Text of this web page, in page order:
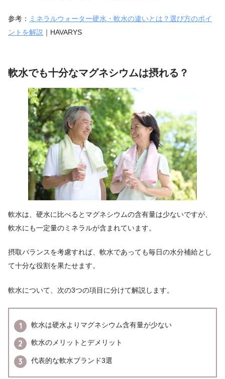
参考： ミネラルウォーター硬水・軟水の違いとは？選び方のポイ
ントを解説 ｜HAVARYS
軟水でも十分なマグネシウムは摂れる？
軟水は、硬水に比べるとマグネシウムの含有量は少ないですが、
軟水にも一定量のミネラルが含まれています。
摂取バランスを考慮すれば、軟水であっても毎日の水分補給とし
て十分な役割を果たせます。
軟水について、次の3つの項目に分けて解説します。
軟水は硬水よりマグネシウム含有量が少ない
軟水のメリットとデメリット
代表的な軟水ブランド3選